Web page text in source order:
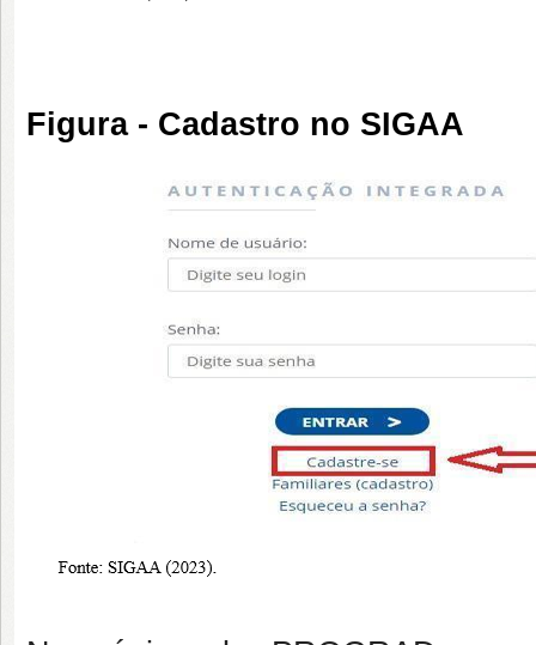
Figura - Cadastro no SIGAA